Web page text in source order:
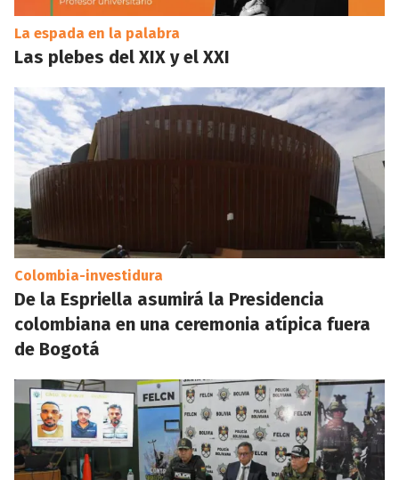
La espada en la palabra
Las plebes del XIX y el XXI
Colombia-investidura
De la Espriella asumirá la Presidencia
colombiana en una ceremonia atípica fuera
de Bogotá